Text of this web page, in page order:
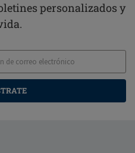
personalizados y